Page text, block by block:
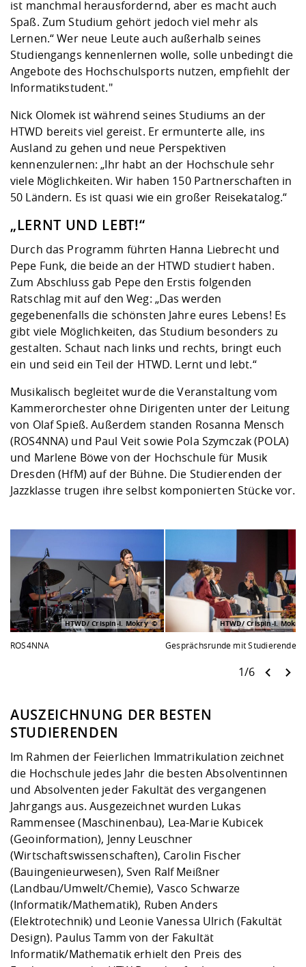
ist manchmal herausfordernd, aber es macht auch
Spaß. Zum Studium gehört jedoch viel mehr als
Lernen.“ Wer neue Leute auch außerhalb seines
Studiengangs kennenlernen wolle, solle unbedingt die
Angebote des Hochschulsports nutzen, empfiehlt der
Informatikstudent."
Nick Olomek ist während seines Studiums an der
HTWD bereits viel gereist. Er ermunterte alle, ins
Ausland zu gehen und neue Perspektiven
kennenzulernen: „Ihr habt an der Hochschule sehr
viele Möglichkeiten. Wir haben 150 Partnerschaften in
50 Ländern. Es ist quasi wie ein großer Reisekatalog.“
„LERNT UND LEBT!“
Durch das Programm führten Hanna Liebrecht und
Pepe Funk, die beide an der HTWD studiert haben.
Zum Abschluss gab Pepe den Erstis folgenden
Ratschlag mit auf den Weg: „Das werden
gegebenenfalls die schönsten Jahre eures Lebens! Es
gibt viele Möglichkeiten, das Studium besonders zu
gestalten. Schaut nach links und rechts, bringt euch
ein und seid ein Teil der HTWD. Lernt und lebt.“
Musikalisch begleitet wurde die Veranstaltung vom
Kammerorchester ohne Dirigenten unter der Leitung
von Olaf Spieß. Außerdem standen Rosanna Mensch
(ROS4NNA) und Paul Veit sowie Pola Szymczak (POLA)
und Marlene Böwe von der Hochschule für Musik
Dresden (HfM) auf der Bühne. Die Studierenden der
Jazzklasse trugen ihre selbst komponierten Stücke vor.
HTWD/ Crispin-I. Mokry
ROS4NNA
HTWD/ Crispin-I. Mokry
Gesprächsrunde mit Studierenden
1/6
AUSZEICHNUNG DER BESTEN
STUDIERENDEN
Im Rahmen der Feierlichen Immatrikulation zeichnet
die Hochschule jedes Jahr die besten Absolventinnen
und Absolventen jeder Fakultät des vergangenen
Jahrgangs aus. Ausgezeichnet wurden Lukas
Rammensee (Maschinenbau), Lea-Marie Kubicek
(Geoinformation), Jenny Leuschner
(Wirtschaftswissenschaften), Carolin Fischer
(Bauingenieurwesen), Sven Ralf Meißner
(Landbau/Umwelt/Chemie), Vasco Schwarze
(Informatik/Mathematik), Ruben Anders
(Elektrotechnik) und Leonie Vanessa Ulrich (Fakultät
Design). Paulus Tamm von der Fakultät
Informatik/Mathematik erhielt den Preis des